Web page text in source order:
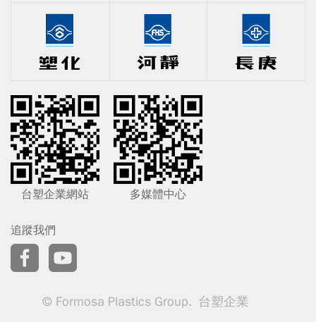
台塑企業網站 多媒體中心
追蹤我們
© Formosa Plastics Group. 台塑企業